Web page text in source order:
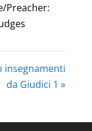
Preacher:
insegnamenti
da Giudici 1 »